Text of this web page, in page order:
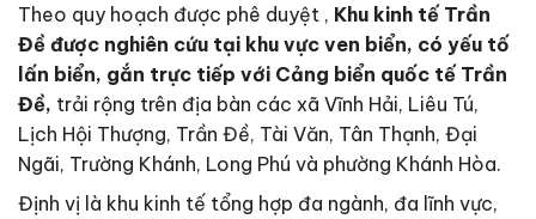
Theo quy hoạch được phê duyệt , Khu kinh tế Trần
Đề được nghiên cứu tại khu vực ven biển, có yếu tố
lấn biển, gắn trực tiếp với Cảng biển quốc tế Trần
Đề, trải rộng trên địa bàn các xã Vĩnh Hải, Liêu Tú,
Lịch Hội Thượng, Trần Đề, Tài Văn, Tân Thạnh, Đại
Ngãi, Trường Khánh, Long Phú và phường Khánh Hòa.
Định vị là khu kinh tế tổng hợp đa ngành, đa lĩnh vực,